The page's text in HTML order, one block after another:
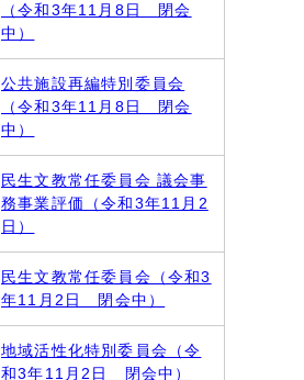
（令和3年11月8日 閉会
中）
公共施設再編特別委員会
（令和3年11月8日 閉会
中）
民生文教常任委員会 議会事
務事業評価（令和3年11月2
日）
民生文教常任委員会（令和3
年11月2日 閉会中）
地域活性化特別委員会（令
和3年11月2日 閉会中）